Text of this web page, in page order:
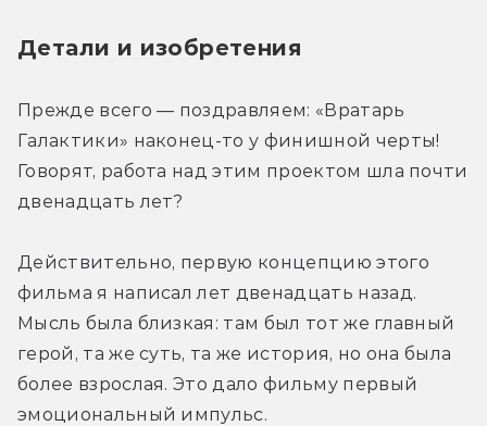
Детали и изобретения
Прежде всего — поздравляем: «Вратарь
Галактики» наконец-то у финишной черты!
Говорят, работа над этим проектом шла почти
двенадцать лет?
Действительно, первую концепцию этого
фильма я написал лет двенадцать назад.
Мысль была близкая: там был тот же главный
герой, та же суть, та же история, но она была
более взрослая. Это дало фильму первый
эмоциональный импульс.